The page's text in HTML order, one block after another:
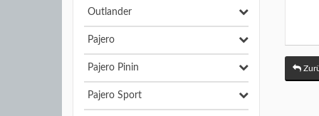
Outlander
Pajero
Pajero Pinin
Pajero Sport